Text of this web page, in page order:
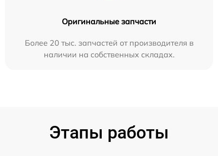
Оригинальные запчасти
Более 20 тыс. запчастей от производителя в
наличии на собственных складах.
Этапы работы